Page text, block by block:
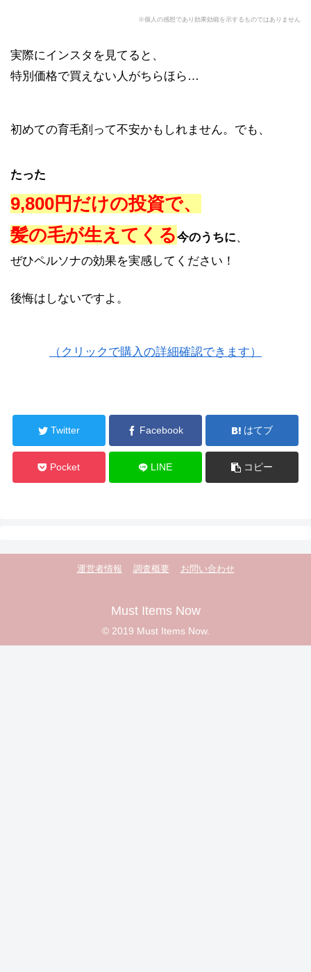
※個人の感想であり効果効能を示するものではありません
実際にインスタを見てると、
特別価格で買えない人がちらほら…
初めての育毛剤って不安かもしれません。でも、
たった
9,800円だけの投資で、
髪の毛が生えてくる今のうちに、
ぜひペルソナの効果を実感してください！
後悔はしないですよ。
（クリックで購入の詳細確認できます）
Twitter Facebook はてブ
Pocket LINE コピー
運営者情報 調査概要 お問い合わせ
Must Items Now
© 2019 Must Items Now.